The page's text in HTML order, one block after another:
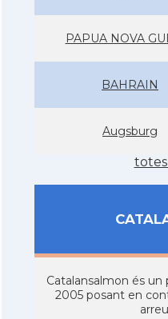
PAPUA NOVA
BAHRAIN
Augsburg
Catalansalmon és
2005 posant en